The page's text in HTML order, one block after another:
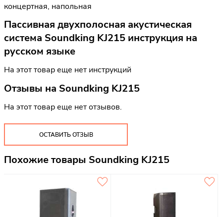
концертная, напольная
Пассивная двухполосная акустическая
система Soundking KJ215 инструкция на
русском языке
На этот товар еще нет инструкций
Отзывы на Soundking KJ215
На этот товар еще нет отзывов.
ОСТАВИТЬ ОТЗЫВ
Похожие товары Soundking KJ215